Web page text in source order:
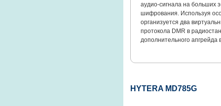
аудио-сигнала на больших
шифрования. Используя
организуется два
протокола DMR в
дополнительного апгрейда
HYTERA MD785G